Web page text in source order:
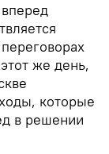
же день,
которые
в решении